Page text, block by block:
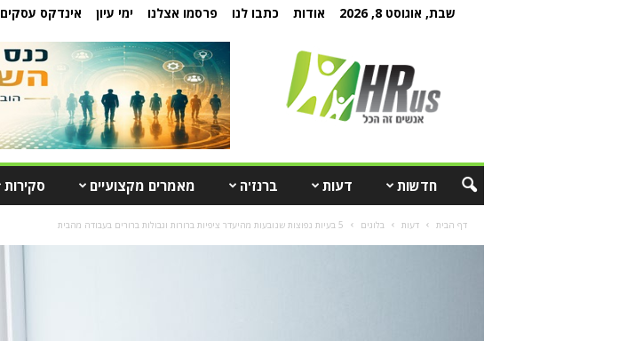
שבת, אוגוסט 8, 2026 אודות כתבו לנו פרסמו אצלנו ימי עיון אינדקס עסקים
חדשות דעות ברנז'ה מאמרים מקצועיים סקירות
דף הבית דעות בלוגים 5 בעיות נפוצות שנובעות מהיעדר ציפיות ברורות וגבולות ברורים בעבודה מהבית